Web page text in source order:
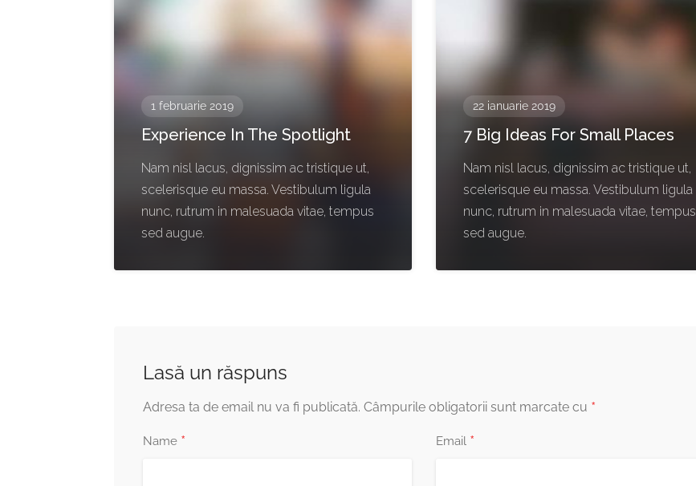
1 februarie 2019
Experience In The Spotlight
Nam nisl lacus, dignissim ac tristique ut,
scelerisque eu massa. Vestibulum ligula
nunc, rutrum in malesuada vitae, tempus
sed augue.
22 ianuarie 2019
7 Big Ideas For Small Places
Nam nisl lacus, dignissim ac tristique ut,
scelerisque eu massa. Vestibulum ligula
nunc, rutrum in malesuada vitae, tempus
sed augue.
Lasă un răspuns
Adresa ta de email nu va fi publicată. Câmpurile obligatorii sunt marcate cu *
Name * Email *